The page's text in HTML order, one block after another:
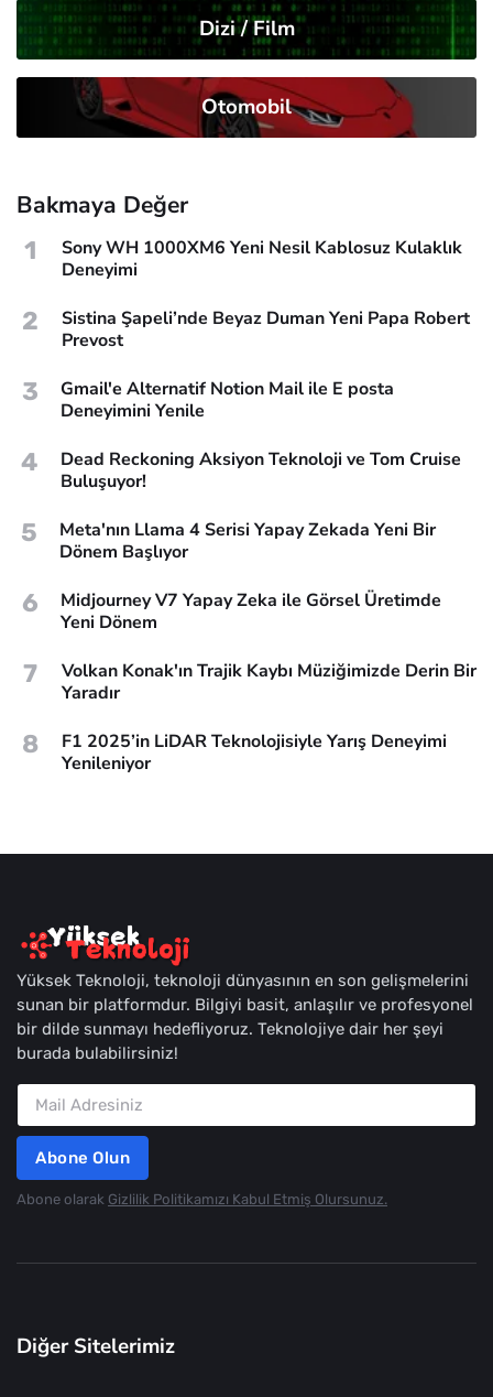
Dizi / Film
Otomobil
Bakmaya Değer
1
Sony WH 1000XM6 Yeni Nesil Kablosuz Kulaklık
Deneyimi
2
Sistina Şapeli’nde Beyaz Duman Yeni Papa Robert
Prevost
3
Gmail'e Alternatif Notion Mail ile E posta
Deneyimini Yenile
4
Dead Reckoning Aksiyon Teknoloji ve Tom Cruise
Buluşuyor!
5
Meta'nın Llama 4 Serisi Yapay Zekada Yeni Bir
Dönem Başlıyor
6
Midjourney V7 Yapay Zeka ile Görsel Üretimde
Yeni Dönem
7
Volkan Konak'ın Trajik Kaybı Müziğimizde Derin Bir
Yaradır
8
F1 2025’in LiDAR Teknolojisiyle Yarış Deneyimi
Yenileniyor
Yüksek Teknoloji, teknoloji dünyasının en son gelişmelerini
sunan bir platformdur. Bilgiyi basit, anlaşılır ve profesyonel
bir dilde sunmayı hedefliyoruz. Teknolojiye dair her şeyi
burada bulabilirsiniz!
Abone Olun
Abone olarak Gizlilik Politikamızı Kabul Etmiş Olursunuz.
Diğer Sitelerimiz